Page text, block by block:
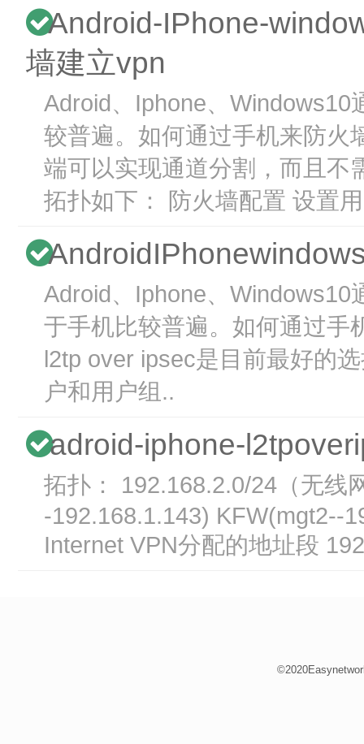
Android-IPhone-
墙建立vpn
Adroid、Iphone、
较普遍。如何通过手机来防火
端可以实现通道分割，而且不
拓扑如下： 防火墙配置 设置
Adroid、Iphone、
于手机比较普遍。如何通过手
l2tp over ipsec是目前最好的
户和用户组..
adroid-iphone-
拓扑： 192.168.2.0/24（无线
-192.168.1.143) KFW(mgt2--
Internet VPN分配的地址段